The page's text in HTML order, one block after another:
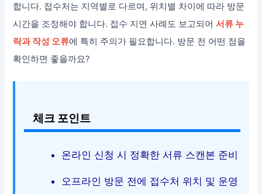
합니다. 접수처는 지역별로 다르며, 위치별 차이에 따라 방문
시간을 조정해야 합니다. 접수 지연 사례도 보고되어서류 누
락과 작성 오류에 특히 주의가 필요합니다. 방문 전 어떤 점을
확인하면 좋을까요?
체크 포인트
온라인 신청 시 정확한 서류 스캔본 준비
오프라인 방문 전에 접수처 위치 및 운영